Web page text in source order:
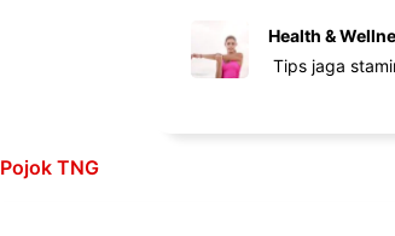
Health &
Tips jaga
Pojok TNG